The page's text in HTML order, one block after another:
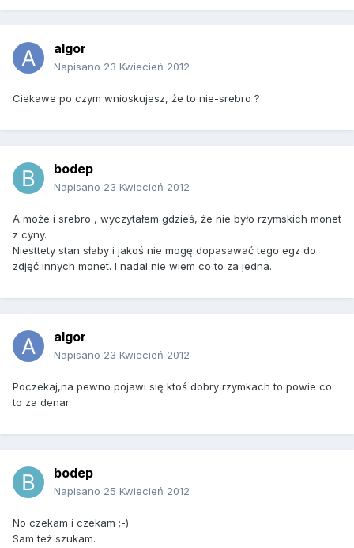
algor
Napisano 23 Kwiecień 2012
Ciekawe po czym wnioskujesz, że to nie-srebro ?
bodep
Napisano 23 Kwiecień 2012
A może i srebro , wyczytałem gdzieś, że nie było rzymskich monet
z cyny.
Niesttety stan słaby i jakoś nie mogę dopasawać tego egz do
zdjęć innych monet. I nadal nie wiem co to za jedna.
algor
Napisano 23 Kwiecień 2012
Poczekaj,na pewno pojawi się ktoś dobry rzymkach to powie co
to za denar.
bodep
Napisano 25 Kwiecień 2012
No czekam i czekam ;-)
Sam też szukam.